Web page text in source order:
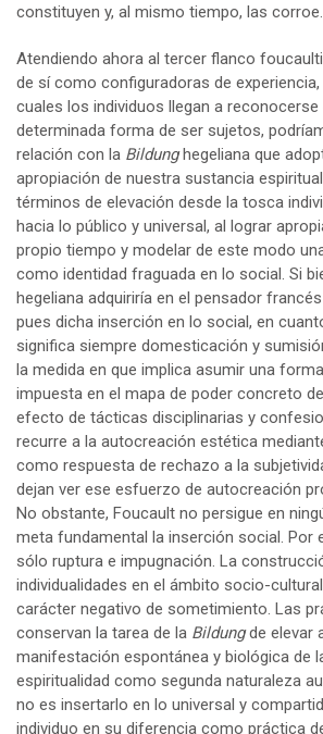
constituyen y, al mismo tiempo, las corroe.
Atendiendo ahora al tercer flanco
de sí como configuradoras de
cuales los individuos llegan a
determinada forma de ser sujetos,
relación con la Bildunghegeliana que
apropiación de nuestra sustancia
términos de elevación desde la tosca
hacia lo público y universal, al lograr
propio tiempo y modelar de este modo
como identidad fraguada en lo social. Si
hegeliana adquiriría en el pensador
pues dicha inserción en lo social, en
significa siempre domesticación y
la medida en que implica asumir una
impuesta en el mapa de poder concreto
efecto de tácticas disciplinarias y
recurre a la autocreación estética
como respuesta de rechazo a la
dejan ver ese esfuerzo de autocreación
No obstante, Foucault no persigue en
meta fundamental la inserción social. Por
sólo ruptura e impugnación. La
individualidades en el ámbito socio-
carácter negativo de sometimiento. Las
conservan la tarea de la Bildungde elevar
manifestación espontánea y biológica de
espiritualidad como segunda naturaleza
no es insertarlo en lo universal y
individuo en su diferencia como práctica